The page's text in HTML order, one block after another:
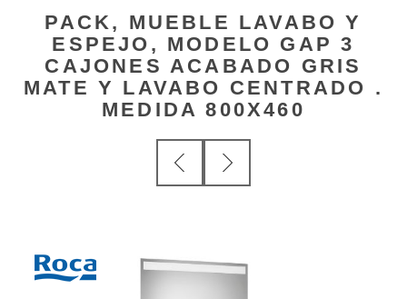
PACK, MUEBLE LAVABO Y
ESPEJO, MODELO GAP 3
CAJONES ACABADO GRIS
MATE Y LAVABO CENTRADO .
MEDIDA 800X460